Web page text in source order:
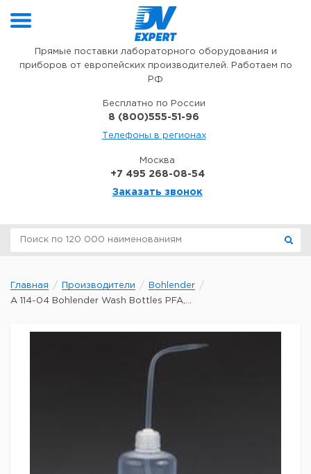
Прямые поставки лабораторного оборудования и
приборов от европейских производителей. Работаем по
РФ
Бесплатно по России
8 (800)555-51-96
Телефоны в регионах
Москва
+7 495 268-08-54
Заказать звонок
Главная Производители
Bohlender
A 114-04 Bohlender Wash Bottles PFA,...